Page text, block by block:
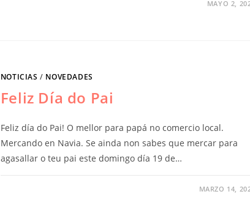
MAYO 2,
NOTICIAS / NOVEDADES
Feliz Día do Pai
Feliz día do Pai! O mellor para papá no comercio local.
Mercando en Navia. Se ainda non sabes que mercar para
agasallar o teu pai este domingo día 19 de…
MARZO 14,